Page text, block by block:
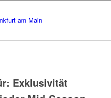
Exklusivität